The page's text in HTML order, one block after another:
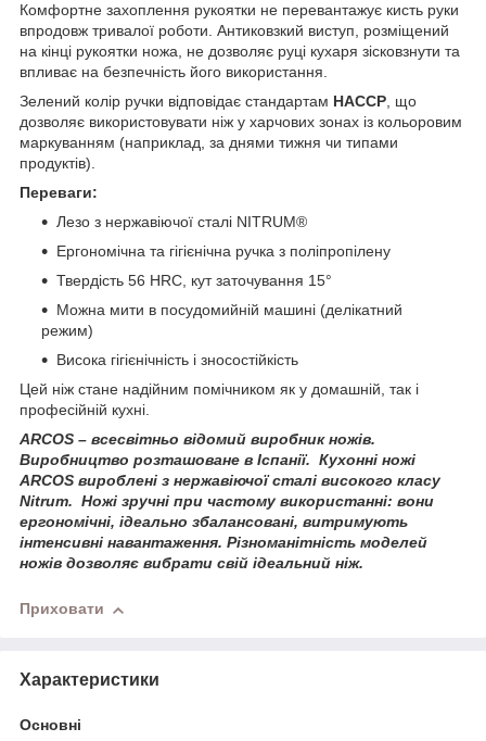
Комфортне захоплення рукоятки не перевантажує кисть руки
впродовж тривалої роботи. Антиковзкий виступ, розміщений
на кінці рукоятки ножа, не дозволяє руці кухаря зісковзнути та
впливає на безпечність його використання.
Зелений колір ручки відповідає стандартам HACCP, що
дозволяє використовувати ніж у харчових зонах із кольоровим
маркуванням (наприклад, за днями тижня чи типами
продуктів).
Переваги:
Лезо з нержавіючої сталі NITRUM®
Ергономічна та гігієнічна ручка з поліпропілену
Твердість 56 HRC, кут заточування 15°
Можна мити в посудомийній машині (делікатний
режим)
Висока гігієнічність і зносостійкість
Цей ніж стане надійним помічником як у домашній, так і
професійній кухні.
ARCOS – всесвітньо відомий виробник ножів.
Виробництво розташоване в Іспанії. Кухонні ножі
ARCOS вироблені з нержавіючої сталі високого класу
Nitrum. Ножі зручні при частому використанні: вони
ергономічні, ідеально збалансовані, витримують
інтенсивні навантаження. Різноманітність моделей
ножів дозволяє вибрати свій ідеальний ніж.
Приховати
Характеристики
Основні